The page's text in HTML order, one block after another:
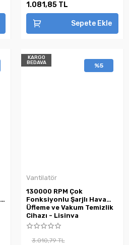
1.081,85 TL
Sepete Ekle
KARGO
BEDAVA
%5
Vantilatör
130000 RPM Çok
Fonksiyonlu Şarjlı Hava
Üfleme ve Vakum Temizlik
Cihazı - Lisinya
3.010,79 TL